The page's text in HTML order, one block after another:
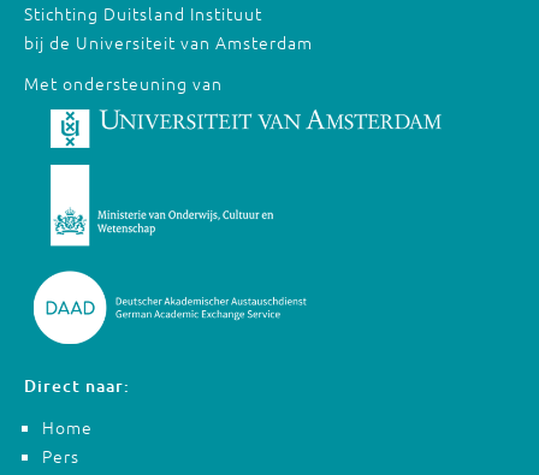
Stichting Duitsland Instituut
bij de Universiteit van Amsterdam
Met ondersteuning van
Direct naar:
Home
Pers